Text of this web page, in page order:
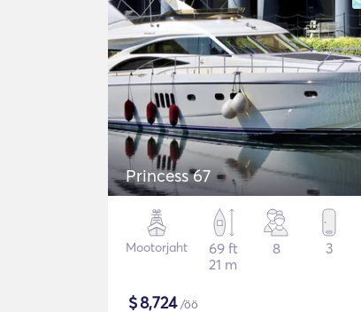
Princess 67
Mootorjaht
69 ft
21 m
8 3
$8,724/öö